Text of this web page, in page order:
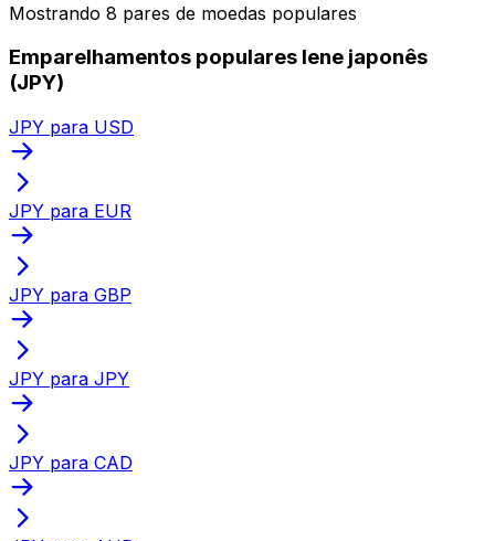
Mostrando 8 pares de moedas populares
Emparelhamentos populares Iene japonês
(JPY)
JPY para USD
JPY para EUR
JPY para GBP
JPY para JPY
JPY para CAD